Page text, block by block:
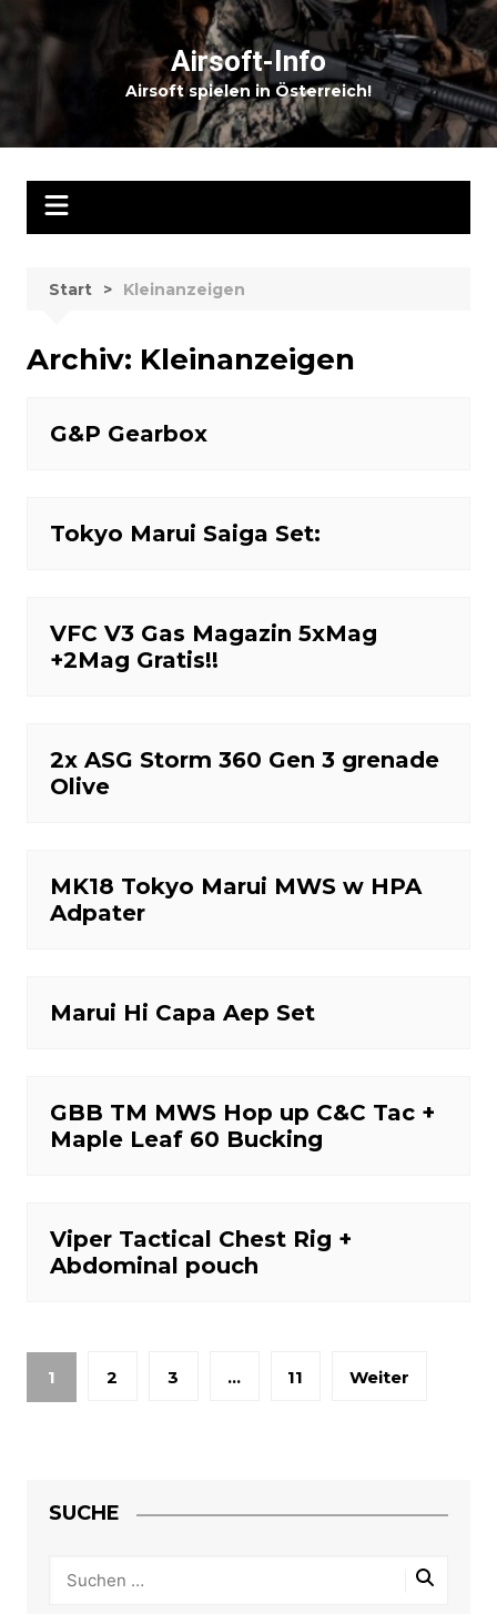
Inhalt
springen
Airsoft-Info
Airsoft spielen in Österreich!
Start Kleinanzeigen
Archiv: Kleinanzeigen
G&P Gearbox
Tokyo Marui Saiga Set:
VFC V3 Gas Magazin 5xMag
+2Mag Gratis!!
2x ASG Storm 360 Gen 3 grenade
Olive
MK18 Tokyo Marui MWS w HPA
Adpater
Marui Hi Capa Aep Set
GBB TM MWS Hop up C&C Tac +
Maple Leaf 60 Bucking
Viper Tactical Chest Rig +
Abdominal pouch
Seitennummerierung
der
1 2 3 … 11 Weiter
SUCHE